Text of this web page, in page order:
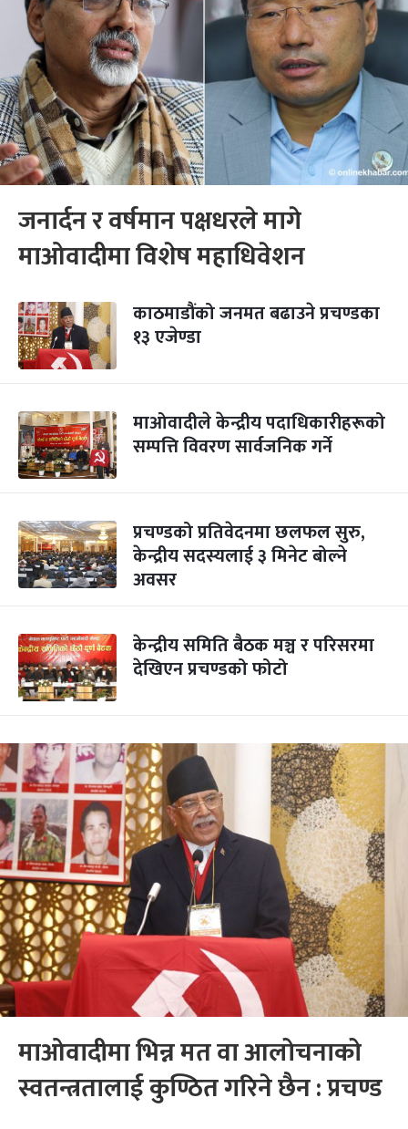
जनार्दन र वर्षमान पक्षधरले मागे
माओवादीमा विशेष महाधिवेशन
काठमाडौंको जनमत बढाउने प्रचण्डका
१३ एजेण्डा
माओवादीले केन्द्रीय पदाधिकारीहरूको
सम्पत्ति विवरण सार्वजनिक गर्ने
प्रचण्डको प्रतिवेदनमा छलफल सुरु,
केन्द्रीय सदस्यलाई ३ मिनेट बोल्ने
अवसर
केन्द्रीय समिति बैठक मञ्च र परिसरमा
देखिएन प्रचण्डको फोटो
माओवादीमा भिन्न मत वा आलोचनाको
स्वतन्त्रतालाई कुण्ठित गरिने छैन : प्रचण्ड